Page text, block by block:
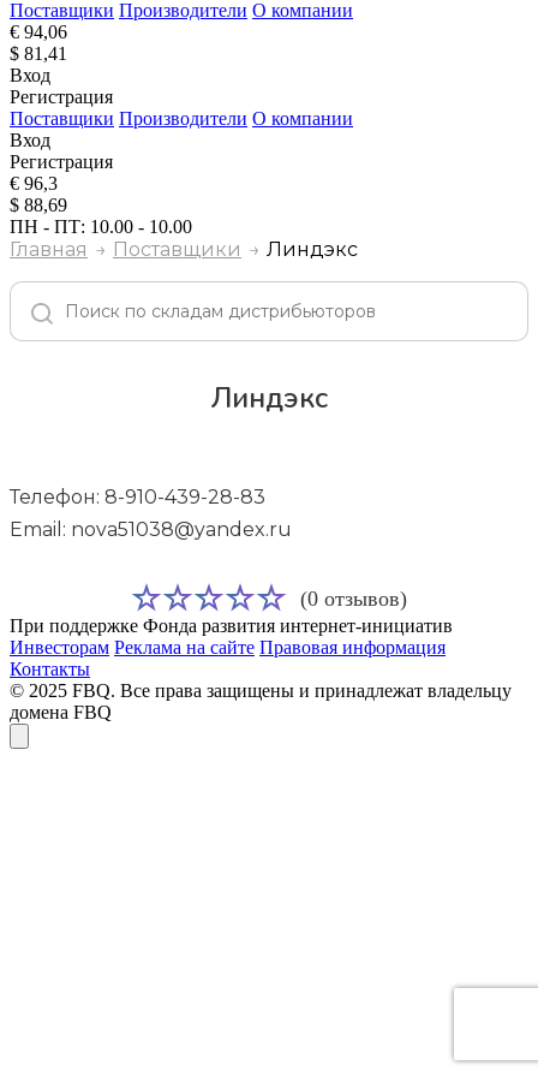
Поставщики Производители О компании
€ 94,06
$ 81,41
Вход
Регистрация
Поставщики Производители О компании
Вход
Регистрация
€ 96,3
$ 88,69
ПН - ПТ: 10.00 - 10.00
Главная Поставщики Линдэкс
Линдэкс
Телефон: 8-910-439-28-83
Email: nova51038@yandex.ru
(0 отзывов)
При поддержке Фонда развития интернет-инициатив
Инвесторам Реклама на сайте Правовая информация
Контакты
© 2025 FBQ. Все права защищены и принадлежат владельцу
домена FBQ